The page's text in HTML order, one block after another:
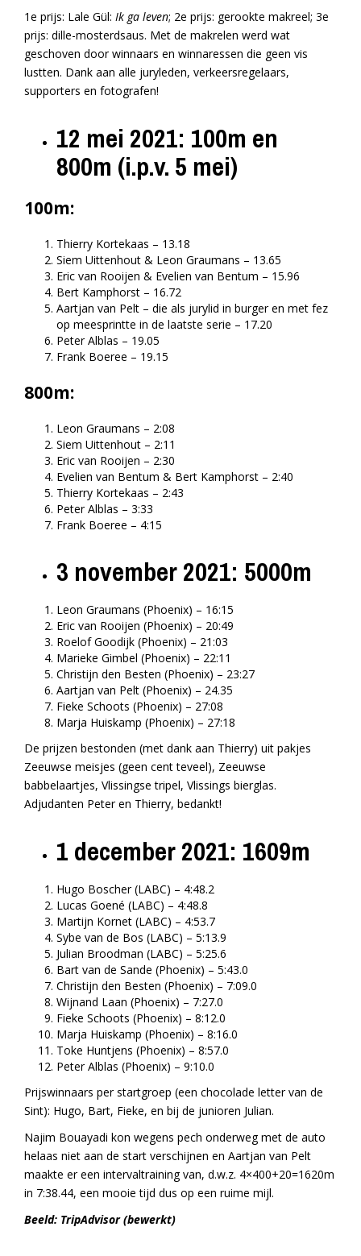
1e prijs: Lale Gül: Ik ga leven; 2e prijs: gerookte makreel; 3e
prijs: dille-mosterdsaus. Met de makrelen werd wat
geschoven door winnaars en winnaressen die geen vis
lustten. Dank aan alle juryleden, verkeersregelaars,
supporters en fotografen!
12 mei 2021: 100m en
800m (i.p.v. 5 mei)
100m:
Thierry Kortekaas – 13.18
Siem Uittenhout & Leon Graumans – 13.65
Eric van Rooijen & Evelien van Bentum – 15.96
Bert Kamphorst – 16.72
Aartjan van Pelt – die als jurylid in burger en met fez
op meesprintte in de laatste serie – 17.20
Peter Alblas – 19.05
Frank Boeree – 19.15
800m:
Leon Graumans – 2:08
Siem Uittenhout – 2:11
Eric van Rooijen – 2:30
Evelien van Bentum & Bert Kamphorst – 2:40
Thierry Kortekaas – 2:43
Peter Alblas – 3:33
Frank Boeree – 4:15
3 november 2021: 5000m
Leon Graumans (Phoenix) – 16:15
Eric van Rooijen (Phoenix) – 20:49
Roelof Goodijk (Phoenix) – 21:03
Marieke Gimbel (Phoenix) – 22:11
Christijn den Besten (Phoenix) – 23:27
Aartjan van Pelt (Phoenix) – 24.35
Fieke Schoots (Phoenix) – 27:08
Marja Huiskamp (Phoenix) – 27:18
De prijzen bestonden (met dank aan Thierry) uit pakjes
Zeeuwse meisjes (geen cent teveel), Zeeuwse
babbelaartjes, Vlissingse tripel, Vlissings bierglas.
Adjudanten Peter en Thierry, bedankt!
1 december 2021: 1609m
Hugo Boscher (LABC) – 4:48.2
Lucas Goené (LABC) – 4:48.8
Martijn Kornet (LABC) – 4:53.7
Sybe van de Bos (LABC) – 5:13.9
Julian Broodman (LABC) – 5:25.6
Bart van de Sande (Phoenix) – 5:43.0
Christijn den Besten (Phoenix) – 7:09.0
Wijnand Laan (Phoenix) – 7:27.0
Fieke Schoots (Phoenix) – 8:12.0
Marja Huiskamp (Phoenix) – 8:16.0
Toke Huntjens (Phoenix) – 8:57.0
Peter Alblas (Phoenix) – 9:10.0
Prijswinnaars per startgroep (een chocolade letter van de
Sint): Hugo, Bart, Fieke, en bij de junioren Julian.
Najim Bouayadi kon wegens pech onderweg met de auto
helaas niet aan de start verschijnen en Aartjan van Pelt
maakte er een intervaltraining van, d.w.z. 4×400+20=1620m
in 7:38.44, een mooie tijd dus op een ruime mijl.
Beeld: TripAdvisor (bewerkt)